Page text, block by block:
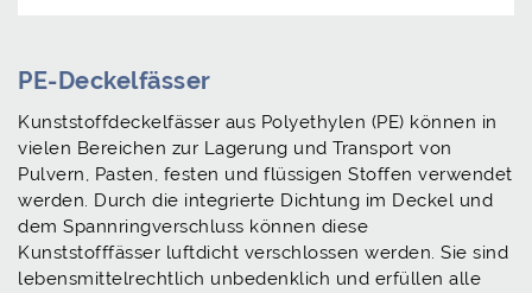
PE-Deckelfässer
Kunststoffdeckelfässer aus Polyethylen (PE) können in
vielen Bereichen zur Lagerung und Transport von
Pulvern, Pasten, festen und flüssigen Stoffen verwendet
werden. Durch die integrierte Dichtung im Deckel und
dem Spannringverschluss können diese
Kunststofffässer luftdicht verschlossen werden. Sie sind
lebensmittelrechtlich unbedenklich und erfüllen alle